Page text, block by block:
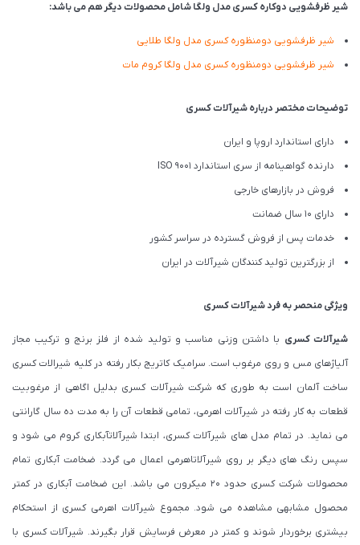
شیر ظرفشویی دوکاره کسری مدل ولگا شامل محصولات دیگر هم می باشد:
شیر ظرفشویی دومنظوره کسری مدل ولگا طلایی
شیر ظرفشویی دومنظوره کسری مدل ولگا کروم مات
توضیحات مختصر درباره شیرآلات کسری
دارای استاندارد اروپا و ایران
دارنده گواهینامه از سری استاندارد ISO 9001
فروش در بازارهای خارجی
دارای 10 سال ضمانت
خدمات پس از فروش گسترده در سراسر کشور
از بزرگترین تولید کنندگان شیرآلات در ایران
ویژگی منحصر به فرد شیرآلات کسری
شیرآلات کسری با داشتن وزنی مناسب و تولید شده از فلز برنج و ترکیب مجاز
آلیاژهای مس و روی مرغوب است. سرامیک کاتریج بکار رفته در کلیه شیرالات کسری
ساخت آلمان است به طوری که شرکت شیرآلات کسری بدلیل اگاهی از مرغوبیت
قطعات به کار رفته در شیرآلات اهرمی، تمامی قطعات آن را به مدت ده سال گارانتی
می نماید. در تمام مدل های شیرآلات کسری، ابتدا شیرآلاتآبکاری کروم می شود و
سپس رنگ های دیگر بر روی شیرآلاتاهرمی اعمال می گردد. ضخامت آبکاری تمام
محصولات شرکت کسری حدود ۲۰ میکرون می باشد. این ضخامت آبکاری در کمتر
محصول مشابهی مشاهده می شود. مجموع شیرآلات اهرمی کسری از استحکام
بیشتری برخوردار شوند و کمتر در معرض فرسایش قرار بگیرند. شیرآلات کسری با